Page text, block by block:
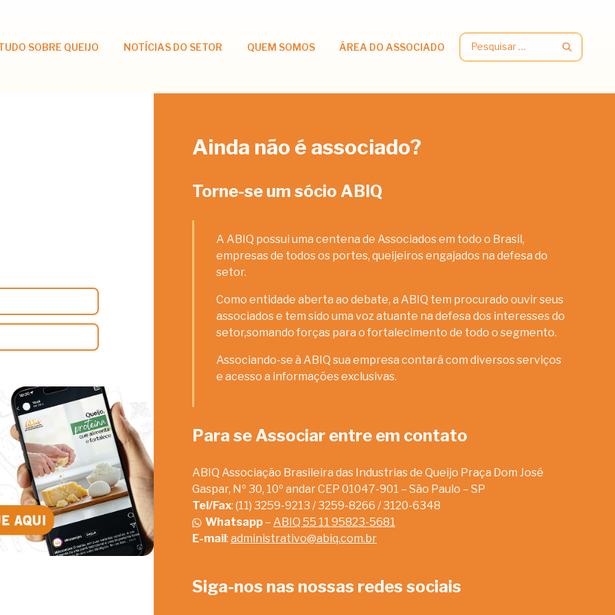
SOBRE QUEIJO NOTÍCIAS DO SETOR QUEM SOMOS ÁREA DO ASSOCIADO
Pesquisar
por:
Ainda não é associado?
Torne-se um sócio ABIQ
A ABIQ possui uma centena de Associados em todo o Brasil,
empresas de todos os portes, queijeiros engajados na defesa do
setor.
Como entidade aberta ao debate, a ABIQ tem procurado ouvir seus
associados e tem sido uma voz atuante na defesa dos interesses do
setor,somando forças para o fortalecimento de todo o segmento.
Associando-se à ABIQ sua empresa contará com diversos serviços
e acesso a informações exclusivas.
Para se Associar entre em contato
ABIQ Associação Brasileira das Industrias de Queijo Praça Dom José
Gaspar, Nº 30, 10º andar CEP 01047-901 – São Paulo – SP
Tel/Fax: (11) 3259-9213 / 3259-8266 / 3120-6348
Whatsapp – ABIQ 55 11 95823-5681
E-mail : administrativo@abiq.com.br
Siga-nos nas nossas redes sociais